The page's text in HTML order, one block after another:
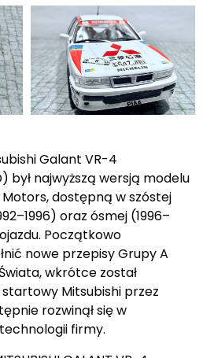
Galant VR-4
był najwyższą wersją modelu
dostępną w szóstej
oraz ósmej (1996–
Początkowo
nowe przepisy Grupy A
wkrótce został
Mitsubishi przez
rozwinął się w
firmy.